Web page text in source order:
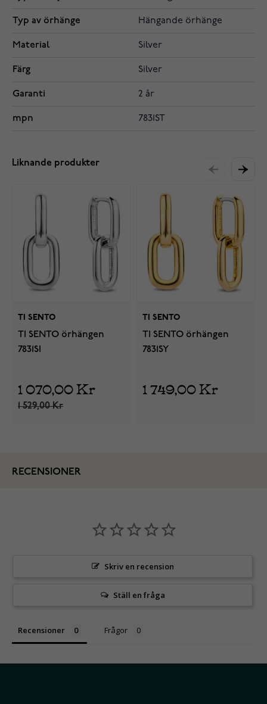
Typ av örhänge Hängande örhänge
Material Silver
Färg Silver
Garanti 2 år
mpn 7831ST
Liknande produkter
TI SENTO
TI SENTO örhängen
7831SI
1 070,00 Kr
1 529,00 Kr
TI SENTO
TI SENTO örhängen
7831SY
1 749,00 Kr
RECENSIONER
Skriv en recension
Ställ en fråga
Recensioner Frågor